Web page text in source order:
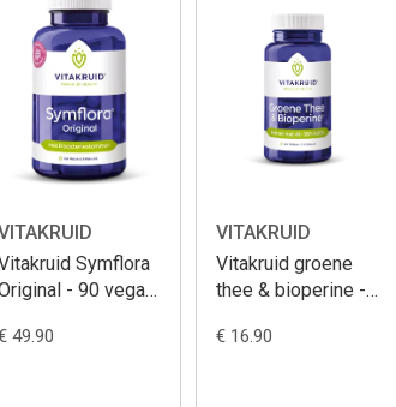
Symflora
- 90 vegan
49.90
VITAKRUID
Vitakruid groene
thee & bioperine -
€ 16.90